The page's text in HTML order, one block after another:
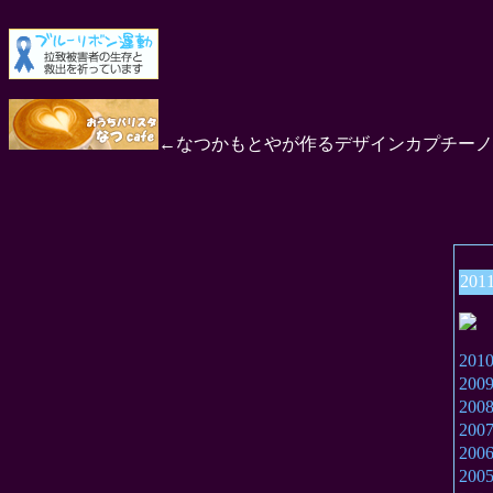
←なつかもとやが作るデザインカプチー